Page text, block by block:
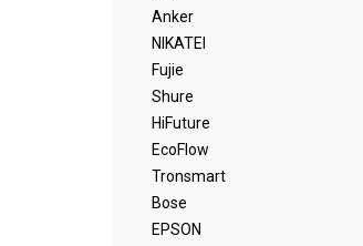
Anker
NIKATEI
Fujie
Shure
HiFuture
EcoFlow
Tronsmart
Bose
EPSON